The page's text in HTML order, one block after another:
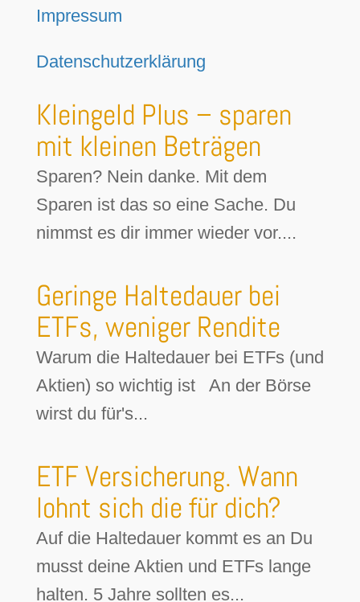
Impressum
Datenschutzerklärung
Kleingeld Plus – sparen
mit kleinen Beträgen
Sparen? Nein danke. Mit dem
Sparen ist das so eine Sache. Du
nimmst es dir immer wieder vor....
Geringe Haltedauer bei
ETFs, weniger Rendite
Warum die Haltedauer bei ETFs (und
Aktien) so wichtig ist An der Börse
wirst du für's...
ETF Versicherung. Wann
lohnt sich die für dich?
Auf die Haltedauer kommt es an Du
musst deine Aktien und ETFs lange
halten. 5 Jahre sollten es...